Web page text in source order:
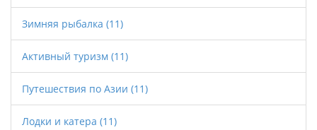
Зимняя рыбалка (11)
Активный туризм (11)
Путешествия по Азии (11)
Лодки и катера (11)